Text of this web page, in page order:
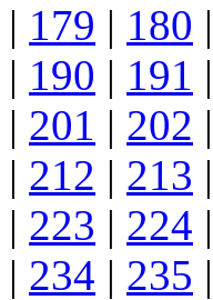
| 179 | 180 |
| 190 | 191 |
| 201 | 202 |
| 212 | 213 |
| 223 | 224 |
| 234 | 235 |